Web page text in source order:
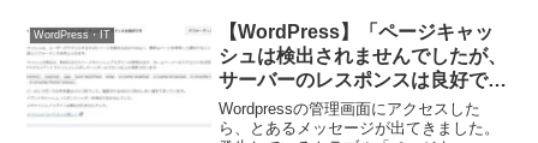
るレンタルサーバやプラグインの環境に
よって違いが出てきます。
WordPress・IT
【WordPress】「ページキャッ
シュは検出されませんでしたが、
サーバーのレスポンスは良好で
す」対処方法
Wordpressの管理画面にアクセスした
ら、とあるメッセージが出てきました。